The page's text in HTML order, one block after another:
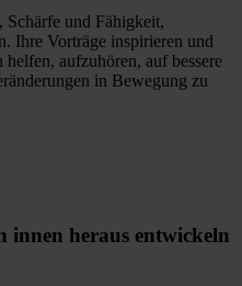
Schärfe und Fähigkeit,
Ihre Vorträge inspirieren und
aufzuhören, auf bessere
in Bewegung zu
innen heraus entwickeln